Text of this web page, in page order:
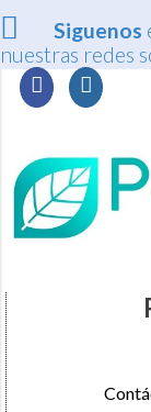
Siguenos
nuestras redes